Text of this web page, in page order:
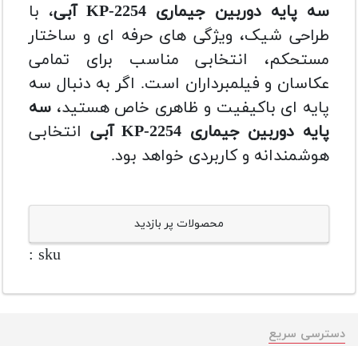
سه پایه دوربین جیماری KP-2254 آبی
، با
طراحی شیک، ویژگی های حرفه ای و ساختار
مستحکم، انتخابی مناسب برای تمامی
عکاسان و فیلمبرداران است. اگر به دنبال سه
پایه ای باکیفیت و ظاهری خاص هستید، سه
پایه دوربین جیماری KP-2254 آبی
انتخابی
هوشمندانه و کاربردی خواهد بود.
محصولات پر بازدید
sku :
دسترسی سریع